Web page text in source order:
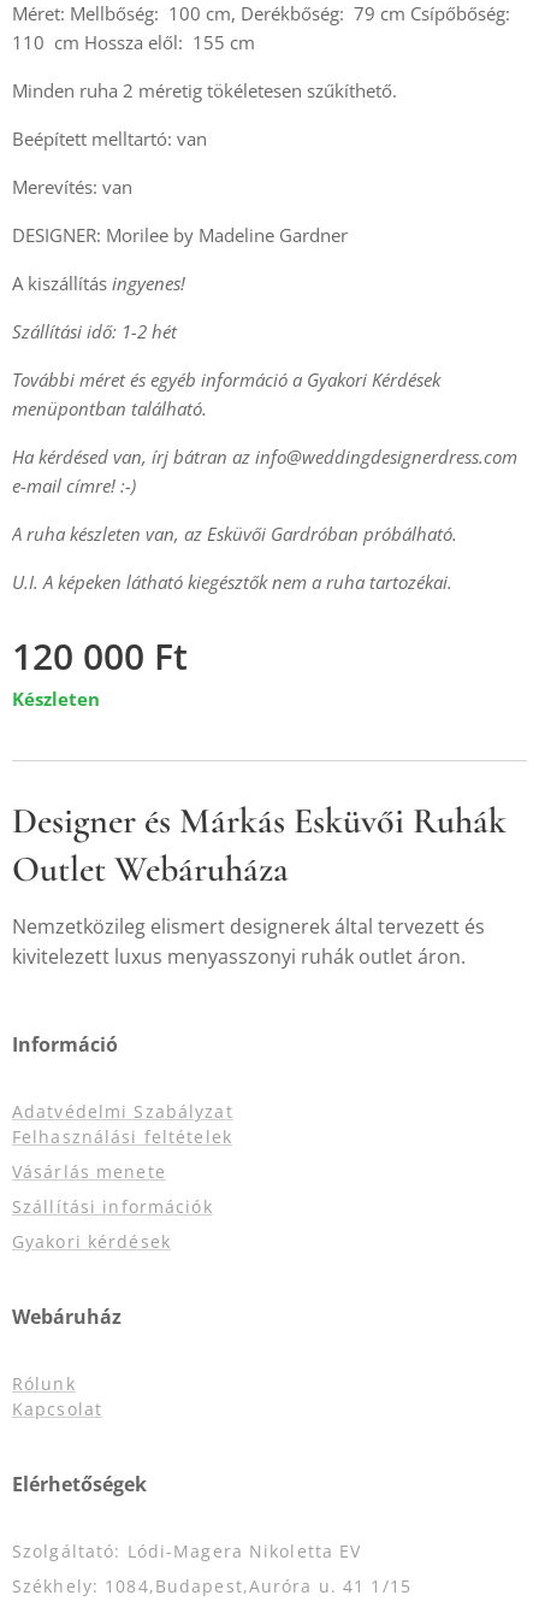
Méret: Mellbőség: 100 cm, Derékbőség: 79 cm Csípőbőség:
110 cm Hossza elől: 155 cm
Minden ruha 2 méretig tökéletesen szűkíthető.
Beépített melltartó: van
Merevítés: van
DESIGNER: Morilee by Madeline Gardner
A kiszállítás ingyenes!
Szállítási idő: 1-2 hét
További méret és egyéb információ a Gyakori Kérdések
menüpontban található.
Ha kérdésed van, írj bátran az info@weddingdesignerdress.com
e-mail címre! :-)
A ruha készleten van, az Esküvői Gardróban próbálható.
U.I. A képeken látható kiegésztők nem a ruha tartozékai.
120 000 Ft
Készleten
Designer és Márkás Esküvői Ruhák
Outlet Webáruháza
Nemzetközileg elismert designerek által tervezett és
kivitelezett luxus menyasszonyi ruhák outlet áron.
Információ
Adatvédelmi Szabályzat
Felhasználási feltételek
Vásárlás menete
Szállítási információk
Gyakori kérdések
Webáruház
Rólunk
Kapcsolat
Elérhetőségek
Szolgáltató: Lódi-Magera Nikoletta EV
Székhely: 1084,Budapest,Auróra u. 41 1/15